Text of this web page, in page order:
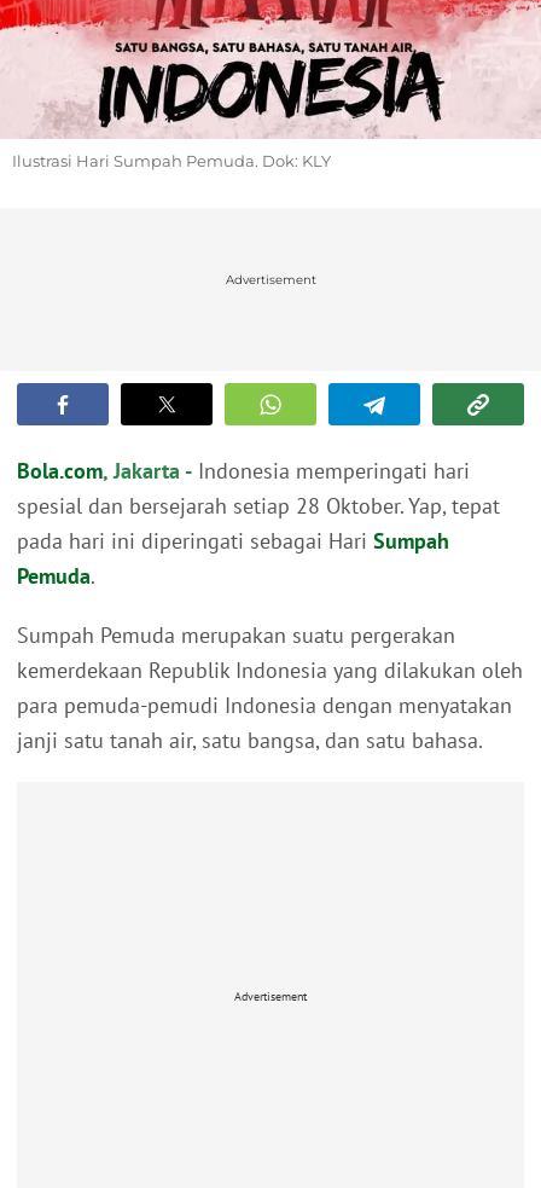
Ilustrasi Hari Sumpah Pemuda. Dok: KLY
Advertisement
Bola.com, Jakarta - Indonesia memperingati hari
spesial dan bersejarah setiap 28 Oktober. Yap, tepat
pada hari ini diperingati sebagai Hari Sumpah
Pemuda.
Sumpah Pemuda merupakan suatu pergerakan
kemerdekaan Republik Indonesia yang dilakukan oleh
para pemuda-pemudi Indonesia dengan menyatakan
janji satu tanah air, satu bangsa, dan satu bahasa.
Advertisement